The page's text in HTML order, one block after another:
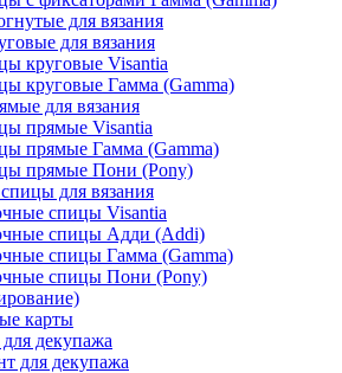
для вязания
для вязания
круговые Visantia
круговые Гамма (Gamma)
для вязания
прямые Visantia
прямые Гамма (Gamma)
прямые Пони (Pony)
для вязания
спицы Visantia
спицы Адди (Addi)
спицы Гамма (Gamma)
спицы Пони (Pony)
карты
декупажа
для декупажа